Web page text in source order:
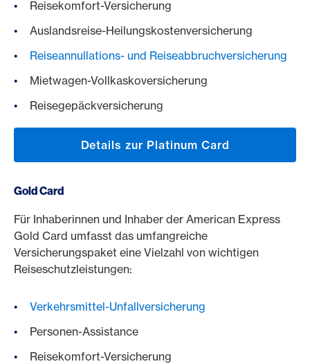
Reisekomfort-Versicherung
Auslandsreise-Heilungskostenversicherung
Reiseannullations- und Reiseabbruchversicherung
Mietwagen-Vollkaskoversicherung
Reisegepäckversicherung
Details zur Platinum Card
Gold Card
Für Inhaberinnen und Inhaber der American Express
Gold Card umfasst das umfangreiche
Versicherungspaket eine Vielzahl von wichtigen
Reiseschutzleistungen:
Verkehrsmittel-Unfallversicherung
Personen-Assistance
Reisekomfort-Versicherung